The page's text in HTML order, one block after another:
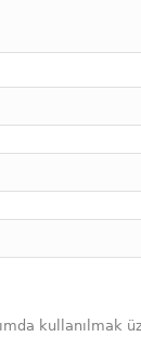
kullanılmak